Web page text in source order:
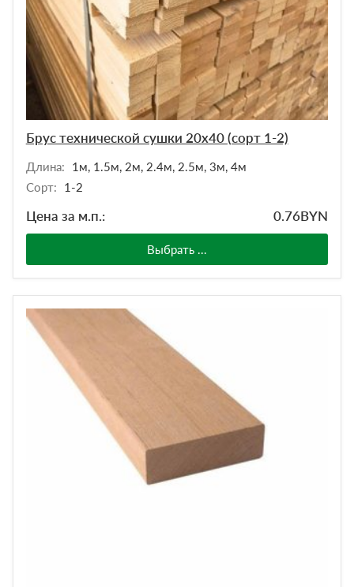
Брус технической сушки 20х40 (сорт 1-2)
Длина:
1м, 1.5м, 2м, 2.4м, 2.5м, 3м, 4м
Сорт:
1-2
Цена за м.п.: 0.76BYN
Выбрать ...